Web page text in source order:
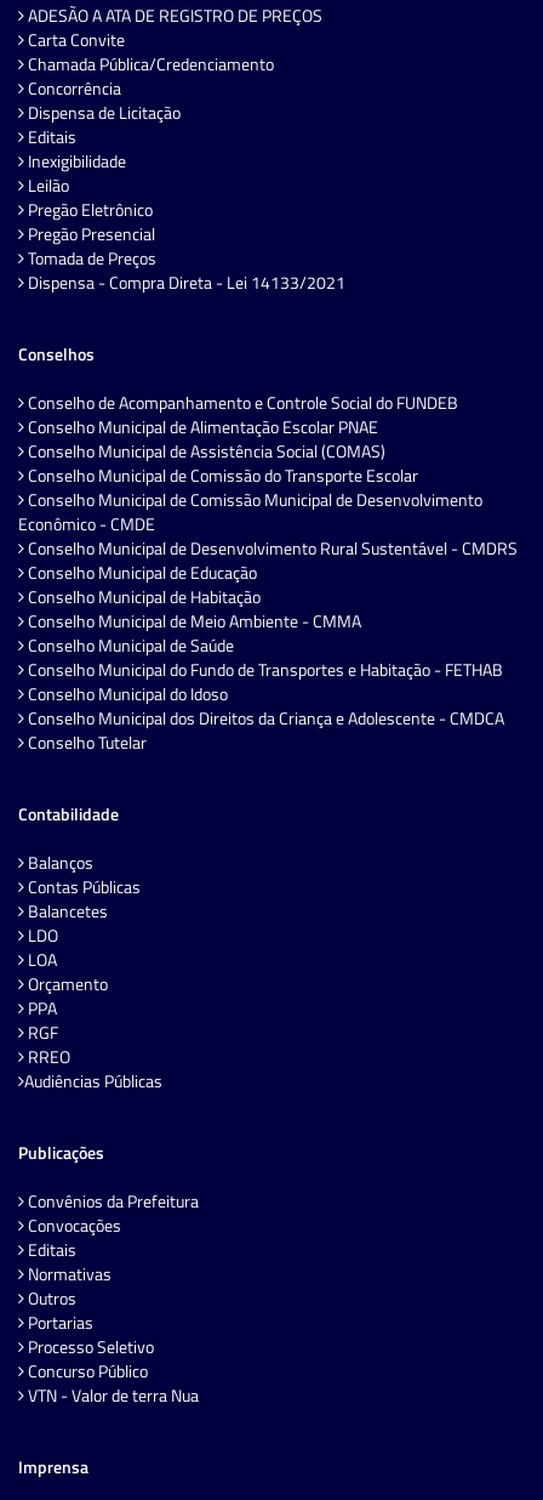
ADESÃO A ATA DE REGISTRO DE PREÇOS
Carta Convite
Chamada Pública/Credenciamento
Concorrência
Dispensa de Licitação
Editais
Inexigibilidade
Leilão
Pregão Eletrônico
Pregão Presencial
Tomada de Preços
Dispensa - Compra Direta - Lei 14133/2021
Conselhos
Conselho de Acompanhamento e Controle Social do FUNDEB
Conselho Municipal de Alimentação Escolar PNAE
Conselho Municipal de Assistência Social (COMAS)
Conselho Municipal de Comissão do Transporte Escolar
Conselho Municipal de Comissão Municipal de Desenvolvimento
Econômico - CMDE
Conselho Municipal de Desenvolvimento Rural Sustentável - CMDRS
Conselho Municipal de Educação
Conselho Municipal de Habitação
Conselho Municipal de Meio Ambiente - CMMA
Conselho Municipal de Saúde
Conselho Municipal do Fundo de Transportes e Habitação - FETHAB
Conselho Municipal do Idoso
Conselho Municipal dos Direitos da Criança e Adolescente - CMDCA
Conselho Tutelar
Contabilidade
Balanços
Contas Públicas
Balancetes
LDO
LOA
Orçamento
PPA
RGF
RREO
Audiências Públicas
Publicações
Convênios da Prefeitura
Convocações
Editais
Normativas
Outros
Portarias
Processo Seletivo
Concurso Público
VTN - Valor de terra Nua
Imprensa